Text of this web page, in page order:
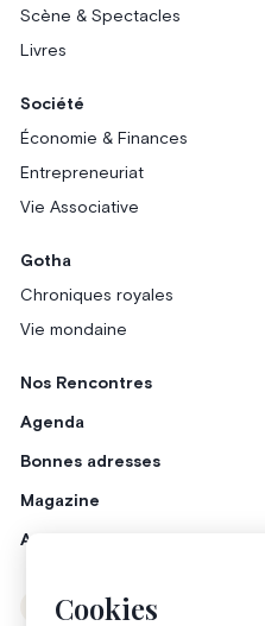
Cookies
Scène & Spectacles
Livres
Société
Économie & Finances
Entrepreneuriat
Vie Associative
Gotha
Chroniques royales
Vie mondaine
Nos Rencontres
Agenda
Bonnes adresses
Magazine
Annonceurs
Instagram